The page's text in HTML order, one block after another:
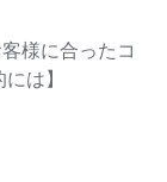
様に合ったコ
には】